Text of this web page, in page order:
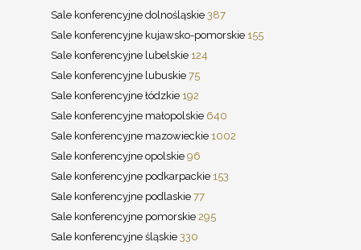
Sale konferencyjne dolnośląskie 387
Sale konferencyjne kujawsko-pomorskie 155
Sale konferencyjne lubelskie 124
Sale konferencyjne lubuskie 75
Sale konferencyjne łódzkie 192
Sale konferencyjne małopolskie 640
Sale konferencyjne mazowieckie 1002
Sale konferencyjne opolskie 96
Sale konferencyjne podkarpackie 153
Sale konferencyjne podlaskie 77
Sale konferencyjne pomorskie 295
Sale konferencyjne śląskie 330